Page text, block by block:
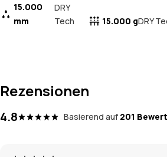
15.000
mm
DRY
Tech
15.000 gDRY
Rezensionen
4.8 Basierend auf 201